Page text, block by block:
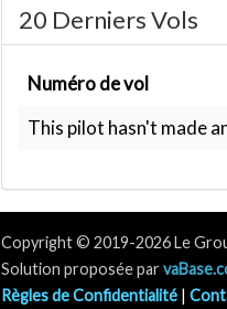
20 Derniers Vols
Numéro de vol
This pilot hasn't made
Copyright © 2019-2026 Le
Solution proposée par
Règles de Confidentialité |